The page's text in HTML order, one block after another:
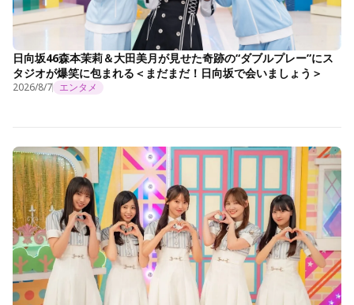
日向坂46森本茉莉＆大田美月が見せた奇跡の“ダブルプレー”にス
タジオが爆笑に包まれる＜まだまだ！日向坂で会いましょう＞
2026/8/7 エンタメ